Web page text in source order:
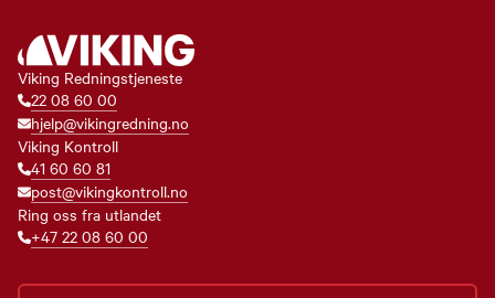
Viking Redningstjeneste
22 08 60 00
hjelp@vikingredning.no
Viking Kontroll
41 60 60 81
post@vikingkontroll.no
Ring oss fra utlandet
+47 22 08 60 00